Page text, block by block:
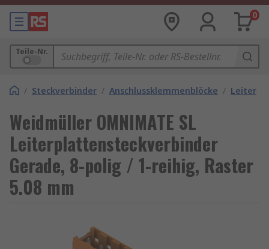
0
Teile-Nr.
/ Steckverbinder / Anschlussklemmenblöcke /
Weidmüller OMNIMATE SL
Leiterplattensteckverbinder
Gerade, 8-polig / 1-reihig, Raster
5.08 mm